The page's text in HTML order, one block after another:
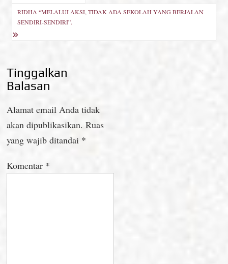
pos
RIDHA “MELALUI AKSI, TIDAK ADA SEKOLAH YANG BERJALAN
SENDIRI-SENDIRI”.
Tinggalkan
Balasan
Alamat email Anda tidak
akan dipublikasikan. Ruas
yang wajib ditandai *
Komentar *